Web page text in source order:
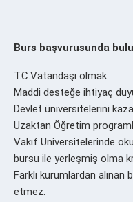
Burs başvurusunda
T.C.Vatandaşı olmak
Maddi desteğe ihtiyaç
Devlet üniversitelerini
Uzaktan Öğretim
Vakıf Üniversitelerinde
bursu ile yerleşmiş olma
Farklı kurumlardan
etmez.